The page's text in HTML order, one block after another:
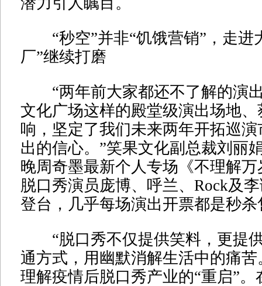
“秒空”并非“饥饿营销”，走进
厂”继续打磨
“两年前大家都还不了解的演
文化广场这样的殿堂级演出场地
响，坚定了我们未来两年开拓巡
出的信心。”笑果文化副总裁刘丽
晚周奇墨最新个人专场《不理解
脱口秀演员庞博、呼兰、Rock及
登台，几乎每场演出开票都是秒杀
“脱口秀不仅提供笑料，更提
通方式，用幽默消解生活中的痛苦
理解疫情后脱口秀产业的“重启”